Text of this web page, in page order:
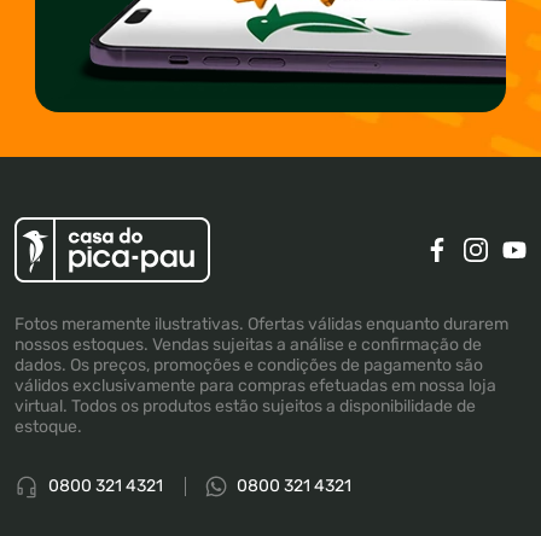
Fotos meramente ilustrativas. Ofertas válidas enquanto durarem
nossos estoques. Vendas sujeitas a análise e confirmação de
dados. Os preços, promoções e condições de pagamento são
válidos exclusivamente para compras efetuadas em nossa loja
virtual. Todos os produtos estão sujeitos a disponibilidade de
estoque.
0800 321 4321 0800 321 4321